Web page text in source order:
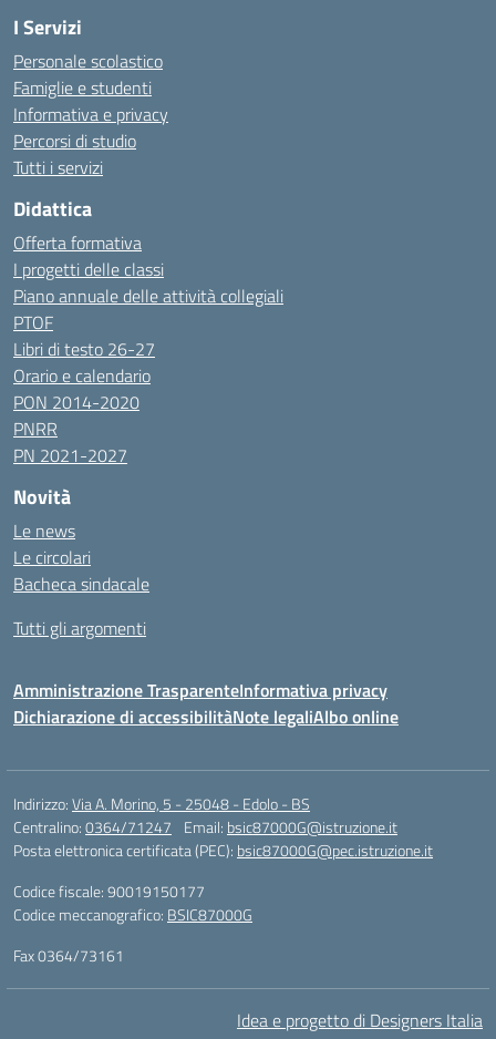
I Servizi
Personale scolastico
Famiglie e studenti
Informativa e privacy
Percorsi di studio
Tutti i servizi
Didattica
Offerta formativa
I progetti delle classi
Piano annuale delle attività collegiali
PTOF
Libri di testo 26-27
Orario e calendario
PON 2014-2020
PNRR
PN 2021-2027
Novità
Le news
Le circolari
Bacheca sindacale
Tutti gli argomenti
Amministrazione TrasparenteInformativa privacy
Dichiarazione di accessibilitàNote legaliAlbo online
Indirizzo:Via A. Morino, 5 - 25048 - Edolo - BS
Centralino:0364/71247 Email: bsic87000G@istruzione.it
Posta elettronica certificata (PEC): bsic87000G@pec.istruzione.it
Codice fiscale: 90019150177
Codice meccanografico: BSIC87000G
Fax 0364/73161
Idea e progetto di Designers Italia